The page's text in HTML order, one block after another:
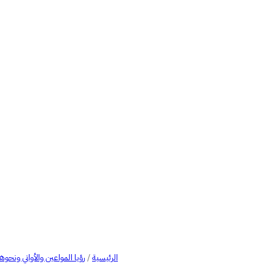
الرئيسية/رؤيا المواعين والأواني